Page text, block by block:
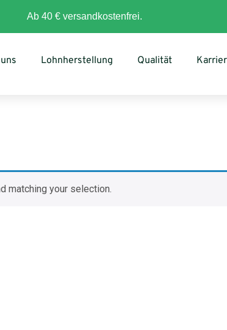
Ab 40 € versandkostenfrei.
Lohnherstellung Qualität
matching your selection.